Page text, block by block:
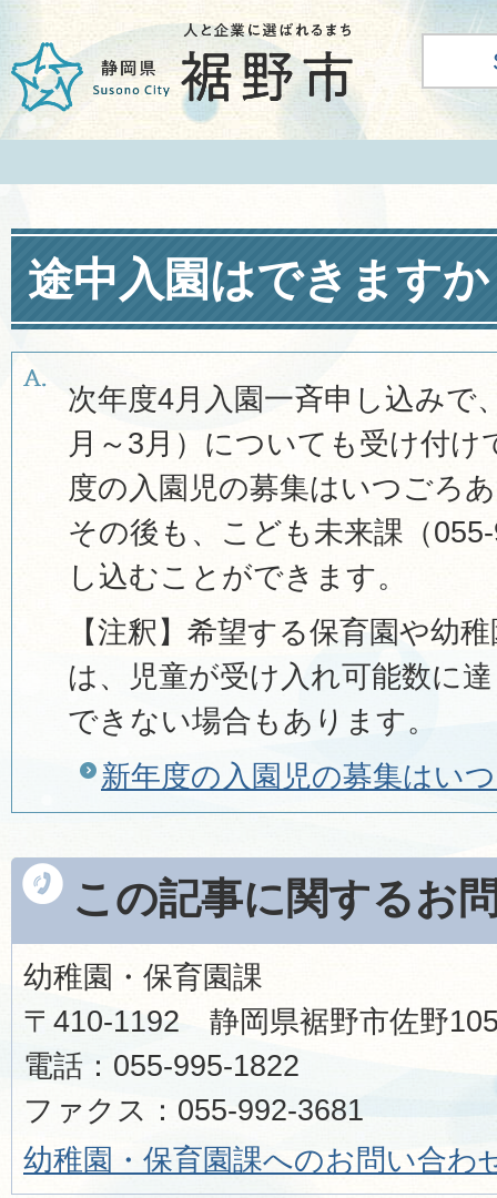
途中入園はできますか
次年度4月入園一斉申し込みで
月～3月）についても受け付け
度の入園児の募集はいつごろ
その後も、こども未来課（
し込むことができます。
【注釈】希望する保育園や幼
は、児童が受け入れ可能数に
できない場合もあります。
新年度の入園児の募集はい
この記事に関するお
幼稚園・保育園課
〒410-1192 静岡県裾野市佐野
電話：055-995-1822
ファクス：055-992-3681
幼稚園・保育園課へのお問い合わ